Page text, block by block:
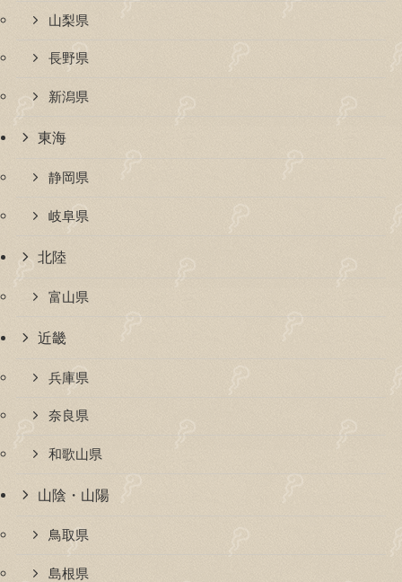
山梨県
長野県
新潟県
東海
静岡県
岐阜県
北陸
富山県
近畿
兵庫県
奈良県
和歌山県
山陰・山陽
鳥取県
島根県